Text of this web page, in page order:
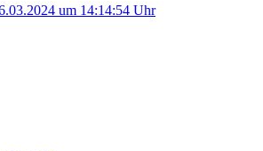
um 14:14:54 Uhr